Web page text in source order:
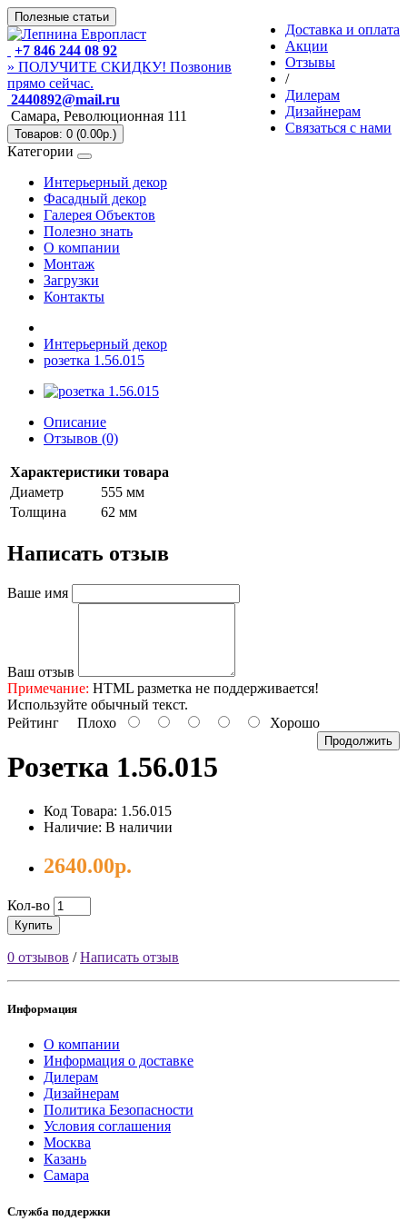
Полезные статьи
Доставка и оплата
Акции
Отзывы
/
Дилерам
Дизайнерам
Связаться с нами
+7 846 244 08 92
» ПОЛУЧИТЕ СКИДКУ! Позвонив
прямо сейчас.
2440892@mail.ru
Самара, Революционная 111
Товаров: 0 (0.00р.)
Категории
Интерьерный декор
Фасадный декор
Галерея Объектов
Полезно знать
О компании
Монтаж
Загрузки
Контакты
Интерьерный декор
розетка 1.56.015
Описание
Отзывов (0)
Характеристики товара
Диаметр
555 мм
Толщина
62 мм
Написать отзыв
Ваше имя
Ваш отзыв
Примечание: HTML разметка не поддерживается!
Используйте обычный текст.
Рейтинг Плохо Хорошо
Продолжить
Розетка 1.56.015
Код Товара: 1.56.015
Наличие: В наличии
2640.00р.
Кол-во
Купить
0 отзывов /Написать отзыв
Информация
О компании
Информация о доставке
Дилерам
Дизайнерам
Политика Безопасности
Условия соглашения
Москва
Казань
Самара
Служба поддержки